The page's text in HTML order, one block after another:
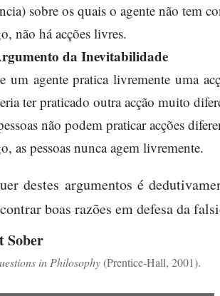
sobre os quais o agente não tem
não há acções livres.
da Inevitabilidade
um agente pratica livremente uma
ter praticado outra acção muito
não podem praticar acções
as pessoas nunca agem livremente.
destes argumentos é
boas razões em defesa da
Sober
in Philosophy(Prentice-Hall, 2001).